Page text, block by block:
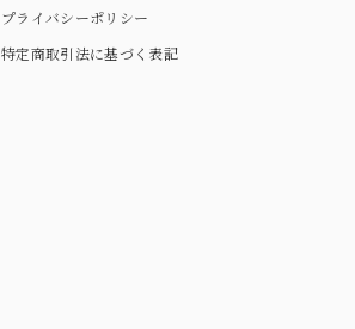
プライバシーポリシー
特定商取引法に基づく表記